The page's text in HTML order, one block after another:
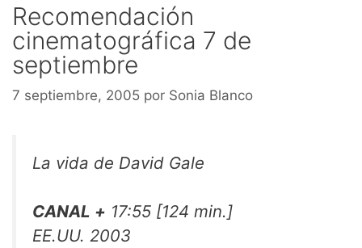
Recomendación
cinematográfica 7 de
septiembre
7 septiembre, 2005 por Sonia Blanco
La vida de David Gale
CANAL + 17:55 [124 min.]
EE.UU. 2003